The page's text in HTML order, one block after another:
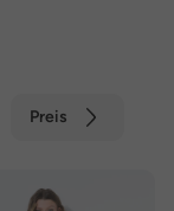
Preis